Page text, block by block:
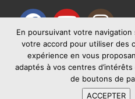
En poursuivant votre
votre accord pour utiliser des
expérience en vous
adaptés à vos centres
de boutons de
ACCEPTER